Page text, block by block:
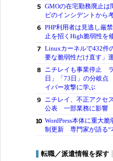
GMOの在宅勤務廃止
ビのインシデントから
PHP利用者は見逃し厳
止を招くHigh脆弱性を
Linuxカーネルで432
要な脆弱性だけ直す」
ニチレイも事業停止
日」「73日」の分岐
イバー攻撃に学ぶ
ニチレイ、不正アクセ
公表 一部業務に影響
WordPress本体に重大
制更新 専門家が語る“
転職／派遣情報を探す